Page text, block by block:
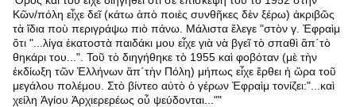
Κῶν/πόλη εἶχε δεῖ (κάτω ἀπὸ ποιὲς συνθῆκες δὲν ξέρω) ἀκριβῶς
τὰ ἴδια ποὺ περιγράψω πιὸ πάνω. Μάλιστα ἔλεγε "στὸν γ. Ἐφραὶμ
ὅτι "...λίγα ἑκατοστὰ παιδάκι μου εἶχε γιὰ νὰ βγεῖ τὸ σπαθὶ ἂπ΄τὸ
θηκάρι του...". Τοῦ τὸ διηγήθηκε τὸ 1955 καὶ φοβόταν (μὲ τὴν
ἐκδίωξη τῶν Ἑλλήνων ἂπ΄τὴν Πόλη) μήπως εἶχε ἔρθει ἡ ὥρα τοῦ
μεγάλου πολέμου. Στὸ βίντεο αὐτὸ ὁ γέρων Ἐφραὶμ τονίζει:"...καὶ
χείλη Ἁγίου Ἀρχιερερέως οὗ ψεύδονται...""